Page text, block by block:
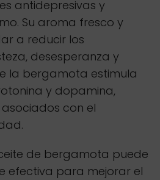
antidepresivas y
Su aroma fresco y
a reducir los
desesperanza y
la bergamota estimula
y dopamina,
con el
de bergamota puede
efectiva para mejorar el